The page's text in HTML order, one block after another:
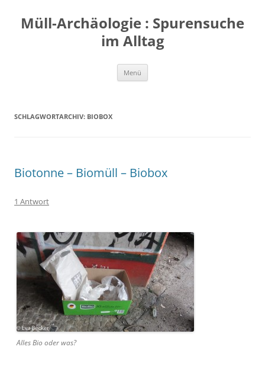
springen
Müll-Archäologie : Spurensuche
im Alltag
Menü
SCHLAGWORTARCHIV: BIOBOX
Biotonne – Biomüll – Biobox
1 Antwort
Alles Bio oder was?